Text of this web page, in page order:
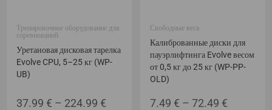
Тренировочное оборудование для
соревнований
Уретановая дисковая тарелка
Evolve CPU, 5–25 кг (WP-
UB)
37.99 € – 224.99 € Диапазон
Свободные веса
Калиброванные диски для
пауэрлифтинга Evolve весом
от 0,5 кг до 25 кг (WP-PP-
OLD)
7.49 € – 72.49 €